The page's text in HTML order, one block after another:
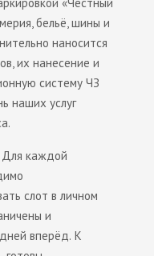
бельё, шины и
наносится
их нанесение и
систему ЧЗ
наших услуг
Для каждой
слот в личном
и
вперёд. К